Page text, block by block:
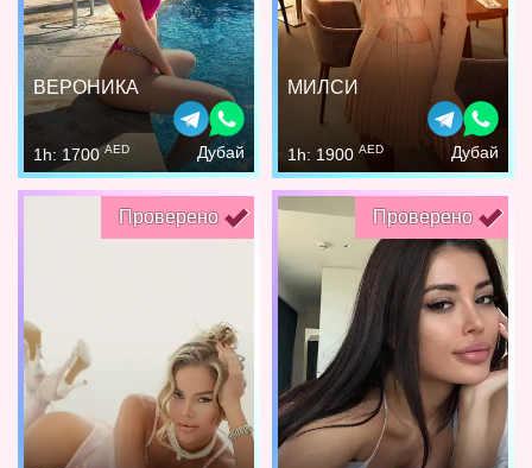
ВЕРОНИКА
1h: 1700 AED Дубай
МИЛСИ
1h: 1900 AED Дубай
Проверено Проверено